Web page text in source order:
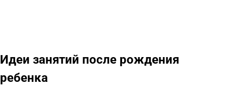
Идеи занятий после рождения
ребенка